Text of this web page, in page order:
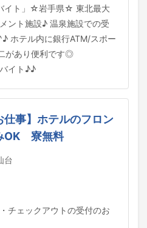
イト」☆岩手県☆ 東北最大
ント施設♪ 温泉施設での受
ホテル内に銀行ATM/スポー
があり便利です◎
イト♪♪
仕事】ホテルのフロン
OK 寮無料
台
チェックアウトの受付のお